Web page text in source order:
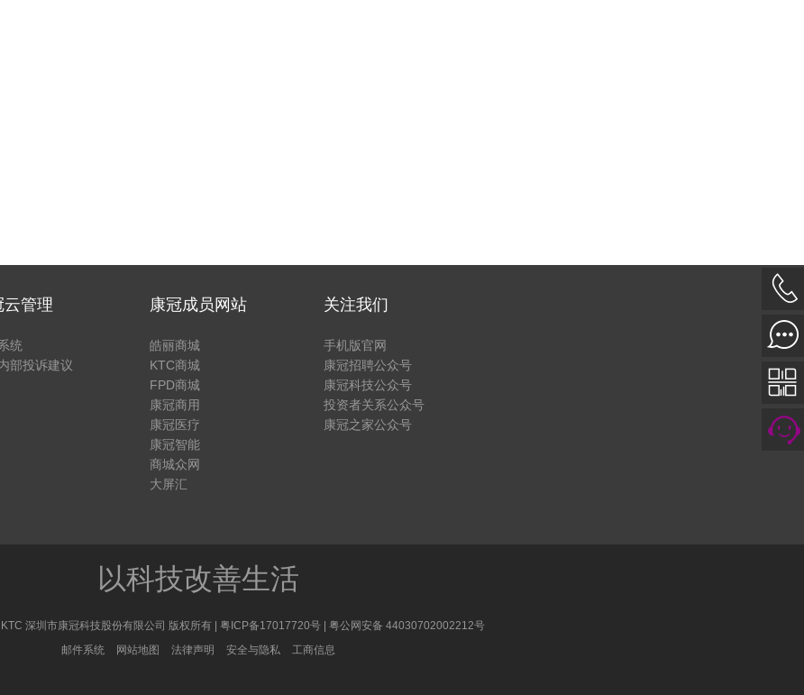
云管理
统
部投诉建议
康冠成员网站
皓丽商城
KTC商城
FPD商城
康冠商用
康冠医疗
康冠智能
商城众网
大屏汇
关注我们
手机版官网
康冠招聘公众号
康冠科技公众号
投资者关系公众号
康冠之家公众号
以科技改善生活
深圳市康冠科技股份有限公司 版权所有 | 粤ICP备17017720号
粤公网安备 44030702002212号
邮件系统
网站地图 法律声明 安全与隐私 工商信息